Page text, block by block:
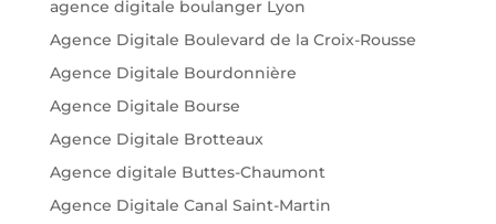
agence digitale boulanger Lyon
Agence Digitale Boulevard de la Croix-Rousse
Agence Digitale Bourdonnière
Agence Digitale Bourse
Agence Digitale Brotteaux
Agence digitale Buttes-Chaumont
Agence Digitale Canal Saint-Martin